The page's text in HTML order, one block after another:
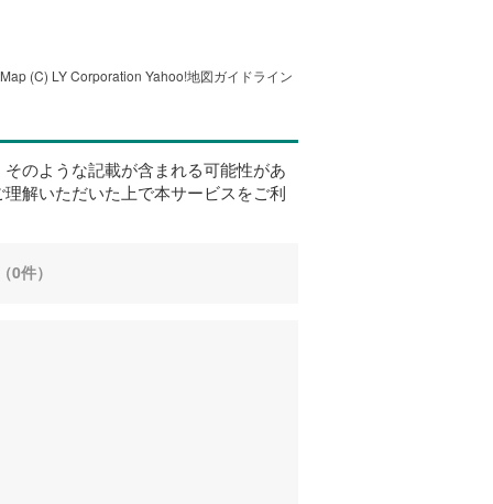
(C) LY Corporation Yahoo!地図ガイドライン
のような記載が含まれる可能性があ
解いただいた上で本サービスをご利
0件）